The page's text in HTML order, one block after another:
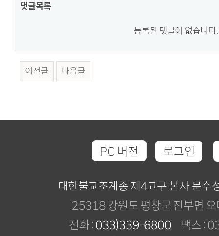
댓글목록
등록된 댓글이 없습니다.
이전글 다음글
PC 버전 로그인
대한불교조계종 제4교구 본사 문수
25318 강원도 평창군 진부면
전화 :033)339-6800 팩스 :